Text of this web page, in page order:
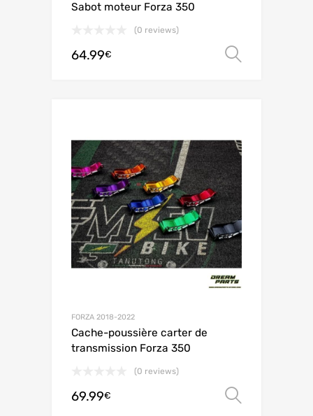
Sabot moteur Forza 350
(0 reviews)
64.99€
FORZA 2018-2022
Cache-poussière carter de
transmission Forza 350
(0 reviews)
69.99€